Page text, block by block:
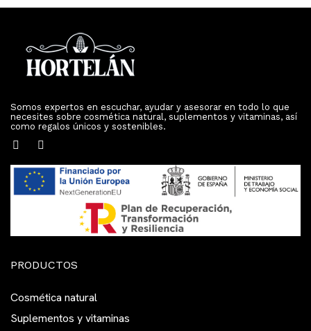
Somos expertos en escuchar, ayudar y asesorar en todo lo que
necesites sobre cosmética natural, suplementos y vitaminas, así
como regalos únicos y sostenibles.
PRODUCTOS
Cosmética natural
Suplementos y vitaminas